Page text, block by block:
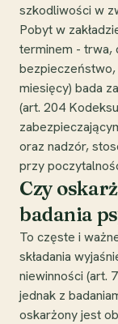
szkodliwości w
Pobyt w
terminem - trwa,
bezpieczeństwo,
miesięcy) bada
(art. 204
oraz nadzór,
przy
Czy
badania
To częste i
składania
niewinności (art.
jednak z
oskarżony jest